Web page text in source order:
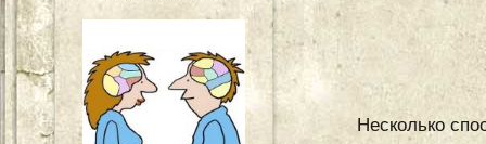
Несколько